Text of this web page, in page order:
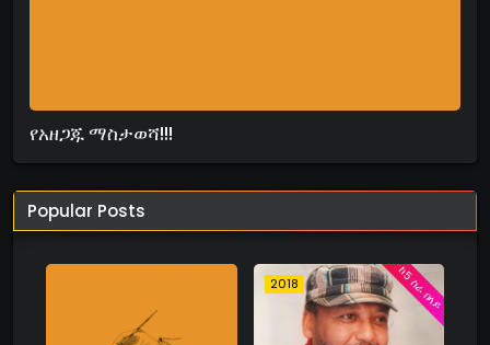
የአዘጋጁ ማስታወሻ!!!
Popular Posts
2018 ከ5 ስራ በላይ